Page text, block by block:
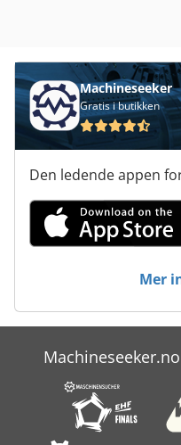
Machineseeker
Gratis i butikken
Den ledende appen
Mer